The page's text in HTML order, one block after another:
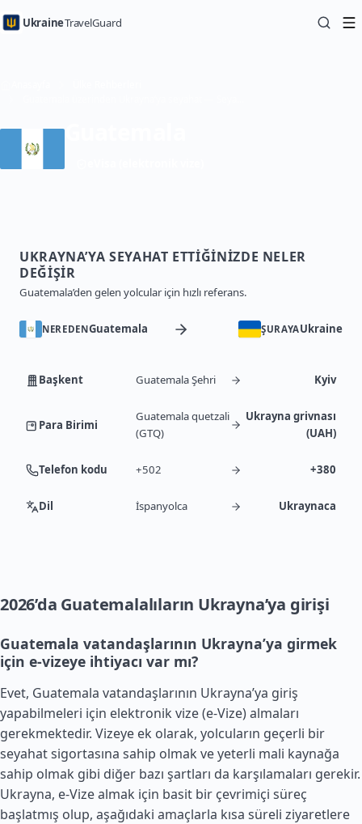
UkraineTravelGuard
UKRAYNA’YA SEYAHAT ETTIĞINIZDE NELER
DEĞIŞIR
Guatemala’den gelen yolcular için hızlı referans.
NEREDENGuatemala ŞURAYAUkraine
Başkent Guatemala Şehri Kyiv
Para Birimi
Guatemala quetzali
(GTQ)
Ukrayna grivnası
(UAH)
Telefon kodu +502 +380
Dil İspanyolca Ukraynaca
2026’da Guatemalalıların Ukrayna’ya girişi
Guatemala vatandaşlarının Ukrayna’ya girmek
için e-vizeye ihtiyacı var mı?
Evet, Guatemala vatandaşlarının Ukrayna’ya giriş
yapabilmeleri için elektronik vize (e-Vize) almaları
gerekmektedir. Vizeye ek olarak, yolcuların geçerli bir
seyahat sigortasına sahip olmak ve yeterli mali kaynağa
sahip olmak gibi diğer bazı şartları da karşılamaları gerekir.
Ukrayna, e-Vize almak için basit bir çevrimiçi süreç
başlatmış olup, aşağıdaki amaçlarla kısa süreli ziyaretlere